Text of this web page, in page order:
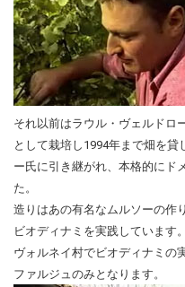
それ以前はラウル・ヴェルドロ
として栽培し1994年まで畑を
ー氏に引き継がれ、本格的にド
た。
造りはあの有名なムルソーの作
ビオディナミを実践しています。
ヴォルネイ村でビオディナミの
ファルジュのみとなります。